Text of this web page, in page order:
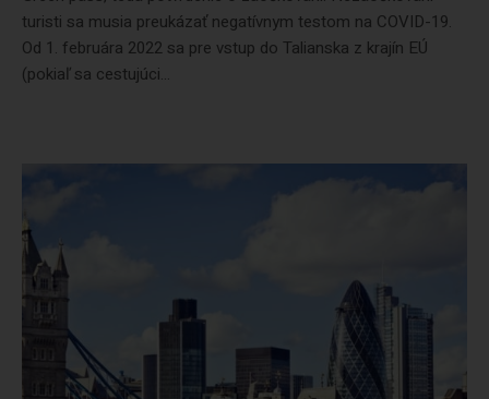
turisti sa musia preukázať negatívnym testom na COVID-19.
Od 1. februára 2022 sa pre vstup do Talianska z krajín EÚ
(pokiaľ sa cestujúci...